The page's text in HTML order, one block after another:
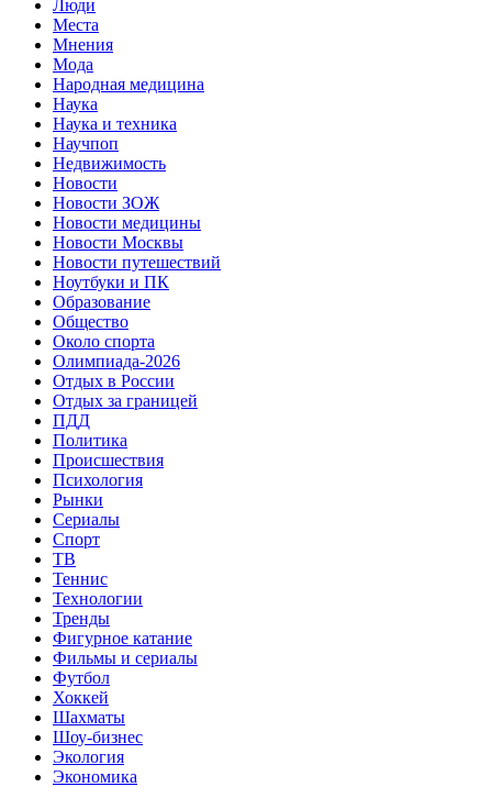
Люди
Места
Мнения
Мода
Народная медицина
Наука
Наука и техника
Научпоп
Недвижимость
Новости
Новости ЗОЖ
Новости медицины
Новости Москвы
Новости путешествий
Ноутбуки и ПК
Образование
Общество
Около спорта
Олимпиада-2026
Отдых в России
Отдых за границей
ПДД
Политика
Происшествия
Психология
Рынки
Сериалы
Спорт
ТВ
Теннис
Технологии
Тренды
Фигурное катание
Фильмы и сериалы
Футбол
Хоккей
Шахматы
Шоу-бизнес
Экология
Экономика